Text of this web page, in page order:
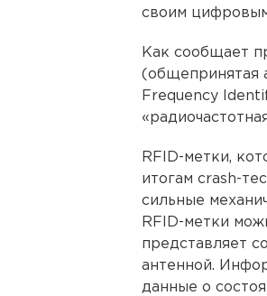
своим
Как сообщает
(общепринятая
Frequency
RFID-метки,
итогам crash-
сильные
RFID-метки
представляет
антенной.
данные о